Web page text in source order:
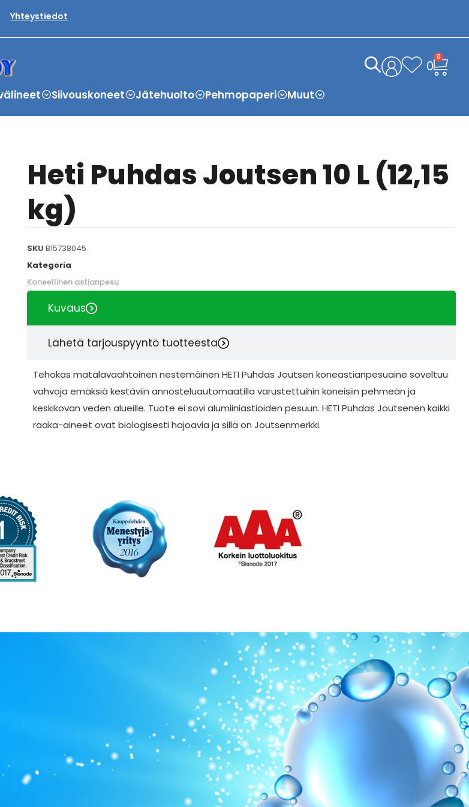
Yhteystiedot
0
0
Siivouskoneet Jätehuolto Pehmopaperi Muut
Heti Puhdas Joutsen 10 L (12,15
kg)
SKU B15738045
Kategoria
Koneellinen astianpesu
Kuvaus
Lähetä tarjouspyyntö tuotteesta
Tehokas matalavaahtoinen nestemäinen HETI Puhdas Joutsen koneastianpesuaine soveltuu
vahvoja emäksiä kestäviin annosteluautomaatilla varustettuihin koneisiin pehmeän ja
keskikovan veden alueille. Tuote ei sovi alumiiniastioiden pesuun. HETI Puhdas Joutsenen kaikki
raaka-aineet ovat biologisesti hajoavia ja sillä on Joutsenmerkki.